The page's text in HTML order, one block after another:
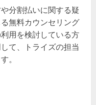
分割払いに関する疑
無料カウンセリング
用を検討している方
て、トライズの担当
。